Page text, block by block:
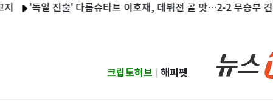
'독일 진출' 다름슈타트 이호재, 데뷔전 골 맛…2-2 무승부 견인
크립토허브 해피펫